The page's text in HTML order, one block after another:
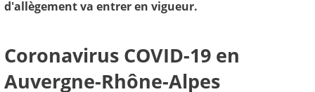
d'allègement va entrer en vigueur.
Coronavirus COVID-19 en
Auvergne-Rhône-Alpes